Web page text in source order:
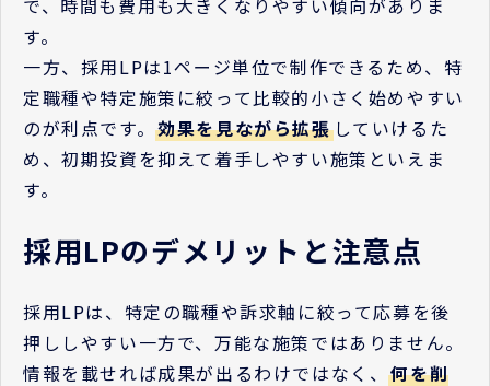
で、時間も費用も大きくなりやすい傾向がありま
す。
一方、採用LPは1ページ単位で制作できるため、特
定職種や特定施策に絞って比較的小さく始めやすい
のが利点です。効果を見ながら拡張していけるた
め、初期投資を抑えて着手しやすい施策といえま
す。
採用LPのデメリットと注意点
採用LPは、特定の職種や訴求軸に絞って応募を後
押ししやすい一方で、万能な施策ではありません。
情報を載せれば成果が出るわけではなく、何を削